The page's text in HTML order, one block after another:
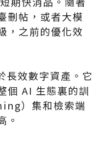
刪帖，或者大模
，之前的優化效
長效數字資產。它
個 AI 生態裏的訓
）集和檢索端
。